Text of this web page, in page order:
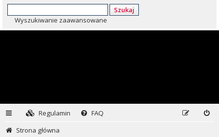
Szukaj
Wyszukiwanie zaawansowane
Regulamin
FAQ
Strona główna